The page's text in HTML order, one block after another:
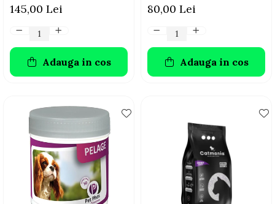
145,00 Lei
Adauga in cos
80,00 Lei
Adauga in cos